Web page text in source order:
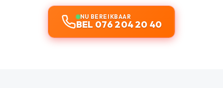
NU BEREIKBAAR
BEL 076 204 20 40